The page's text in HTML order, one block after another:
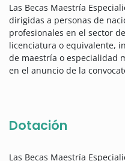
Las Becas Maestría
dirigidas a personas de
profesionales en el sector
licenciatura o equivalente,
de maestría o especialidad
en el anuncio de la
Dotación
Las Becas Maestría